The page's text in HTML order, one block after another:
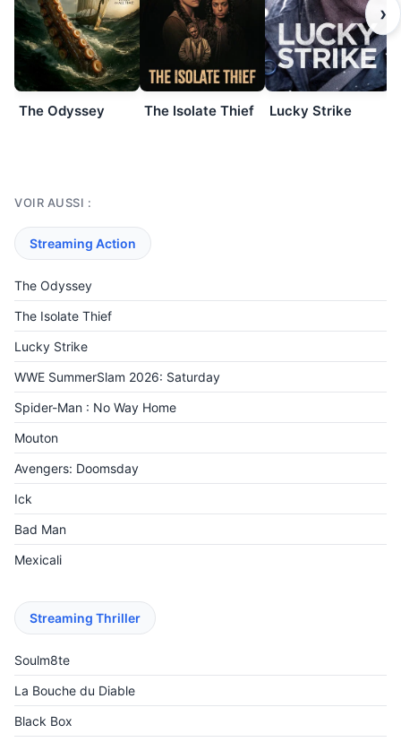
The Odyssey The Isolate Thief Lucky Strike
›
VOIR AUSSI :
Streaming Action
The Odyssey
The Isolate Thief
Lucky Strike
WWE SummerSlam 2026: Saturday
Spider-Man : No Way Home
Mouton
Avengers: Doomsday
Ick
Bad Man
Mexicali
Streaming Thriller
Soulm8te
La Bouche du Diable
Black Box